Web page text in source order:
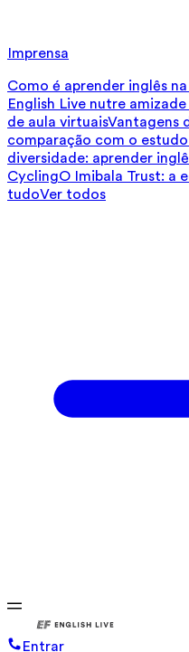
Imprensa
Como é aprender inglês
English Live nutre
de aula virtuaisVantagens
comparação com o
diversidade: aprender
CyclingO Imibala Trust: a
tudoVer todos
Entrar